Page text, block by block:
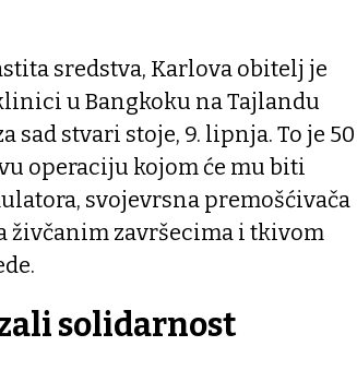
sredstva, Karlova obitelj je
u Bangkoku na Tajlandu
sad stvari stoje, 9. lipnja. To je 50
operaciju kojom će mu biti
svojevrsna premošćivača
živčanim završecima i tkivom
solidarnost